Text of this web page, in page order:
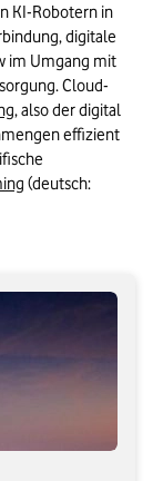
KI-Robotern in
digitale
im Umgang mit
Cloud-
, also der digital
effizient
(deutsch: